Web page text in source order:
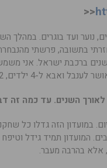
<<
ועד בוגרים. במהלך
בתשובה, פרשתי
במדי הפועל לוד. לפרנסתי אני עובד כ-15
4 ילדים, 2 בנות ו-2 בנים”.
לאורך השנים. עד כמה זה
זה סיפור אהבה מגיל 10 ועד היום.
המועדון תמיד גידל
אלא בהרבה מעבר.